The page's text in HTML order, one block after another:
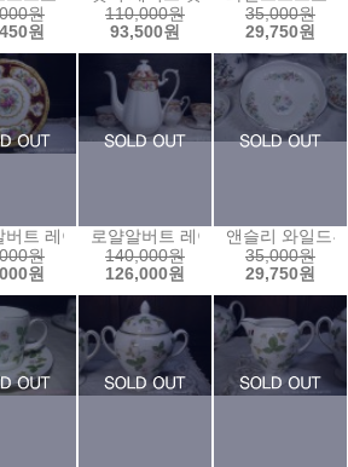
원
원
110,000원
93,500원
35,000원
29,750원
찬기1(13)
버트 레이디해밀턴 케익접시
원
원
로얄알버트 레이디해밀턴 커피팟
140,000원
126,000원
앤슬리 와일드
35,000원
29,750원